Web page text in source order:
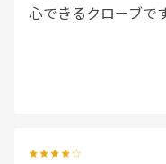
心できるクローブです